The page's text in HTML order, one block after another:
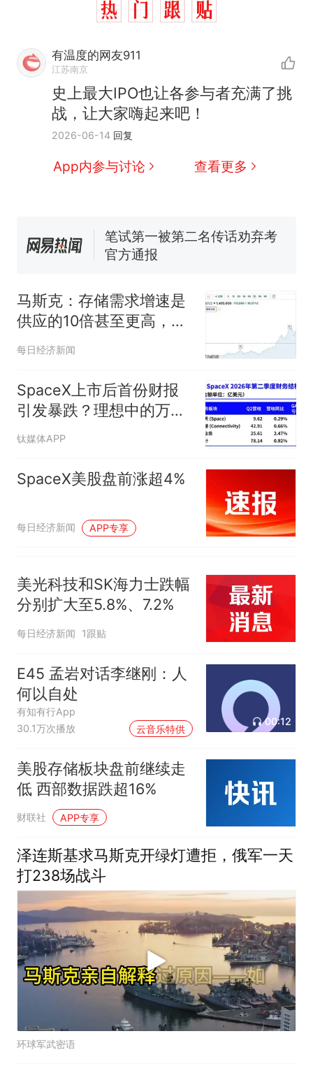
有温度的网友911
江苏南京
史上最大IPO也让各参与者充满了挑
战，让大家嗨起来吧！
2026-06-14 回复
App内参与讨论 查看更多
热 制裁瓜子饺子，美国怕什
新
费大厨“全国小炒肉大王”称
号，仅凭视频评出？中国烹饪
协会回应
男子上山采菌偶然发现鸡枞菌
140多朵
美国渔民钓获鲨鱼徒手将其拽
官方通报
惊艳！字都飘起来了 博主在田
间创作“悬浮字” 网友：真·裸眼
么？
马斯克：存储需求增速是
供应的10倍甚至更高，基
础经济学原理告诉我们，
每日经济新闻
SpaceX上市后首份财报
引发暴跌？理想中的万亿
营收太空AI公司，正在靠
钛媒体APP
SpaceX美股盘前涨超4%
每日经济新闻 APP专享
美光科技和SK海力士跌幅
分别扩大至5.8%、7.2%
每日经济新闻 1跟贴
E45 孟岩对话李继刚：人
何以自处
有知有行App
30.1万次播放
云音乐特供
00:12
美股存储板块盘前继续走
低 西部数据跌超16%
财联社 APP专享
泽连斯基求马斯克开绿灯遭拒，俄军一天
打238场战斗
环球军武密语